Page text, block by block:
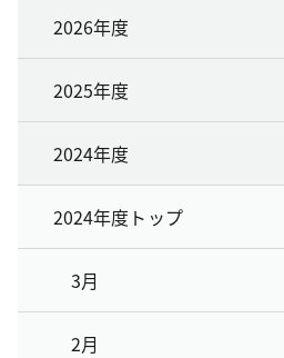
2026年度
2025年度
2024年度
2024年度トップ
3月
2月